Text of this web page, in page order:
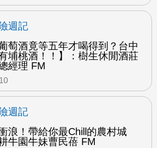
週記
萄酒竟等五年才喝得到？台中
埔桃酒！！】：樹生休閒酒莊
經理 FM
週記
浪！帶給你最Chill的農村城
牛園牛妹曹民蓓 FM